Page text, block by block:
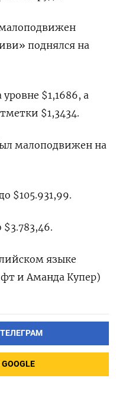
поднялся на
$1,1686​, а
$1,3434​.
малоподвижен на
$105.931,99.
языке
и Аманда Купер)